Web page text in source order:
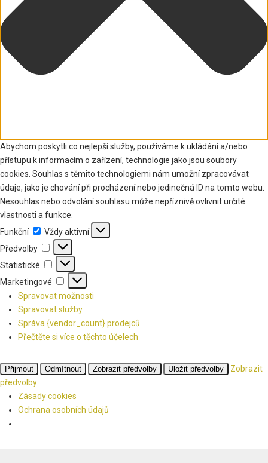
Abychom poskytli co nejlepší služby, používáme k ukládání a/nebo
přístupu k informacím o zařízení, technologie jako jsou soubory
cookies. Souhlas s těmito technologiemi nám umožní zpracovávat
údaje, jako je chování při procházení nebo jedinečná ID na tomto webu.
Nesouhlas nebo odvolání souhlasu může nepříznivě ovlivnit určité
vlastnosti a funkce.
Funkční
Funkční
Vždy aktivní
Předvolby
Předvolby
Statistické Statistické
Marketingové
Marketingové
Spravovat možnosti
Spravovat služby
Správa {vendor_count} prodejců
Přečtěte si více o těchto účelech
Přijmout Odmítnout Zobrazit předvolby Uložit předvolby
Zobrazit
předvolby
Zásady cookies
Ochrana osobních údajů